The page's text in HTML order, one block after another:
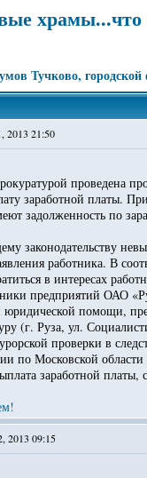
храмы...что
Тучково,
2013 21:50
проведена
заработной платы.
задолженность по
законодательству
работника. В
в интересах
предприятий ОАО
помощи,
(г. Руза, ул.
проверки в
по Московской
заработной
2013 09:15